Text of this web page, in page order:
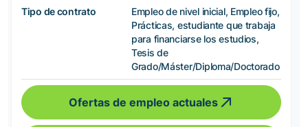
Tipo de contrato
Empleo de nivel inicial, Empleo fijo,
Prácticas, estudiante que trabaja
para financiarse los estudios,
Tesis de
Grado/Máster/Diploma/Doctorado
Ofertas de empleo actuales